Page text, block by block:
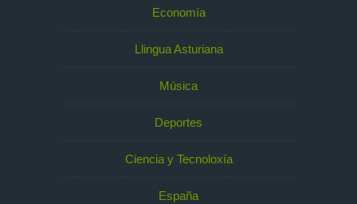
Economía
Llingua Asturiana
Música
Deportes
Ciencia y Tecnoloxía
España